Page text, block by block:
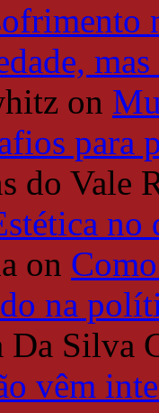
on
para
do Vale
on
na
Da Silva
vêm